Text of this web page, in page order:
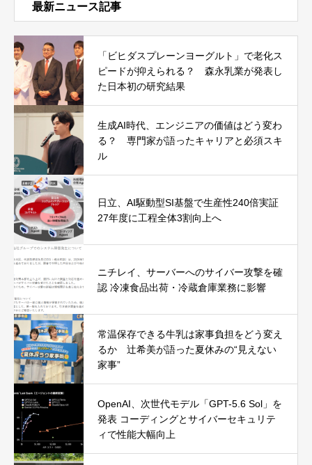
最新ニュース記事
「ビヒダスプレーンヨーグルト」で老化ス
ピードが抑えられる？ 森永乳業が発表し
た日本初の研究結果
生成AI時代、エンジニアの価値はどう変わ
る？ 専門家が語ったキャリアと必須スキ
ル
日立、AI駆動型SI基盤で生産性240倍実証
27年度に工程全体3割向上へ
ニチレイ、サーバーへのサイバー攻撃を確
認 冷凍食品出荷・冷蔵倉庫業務に影響
常温保存できる牛乳は家事負担をどう変え
るか 辻希美が語った夏休みの“見えない
家事”
OpenAI、次世代モデル「GPT-5.6 Sol」を
発表 コーディングとサイバーセキュリテ
ィで性能大幅向上